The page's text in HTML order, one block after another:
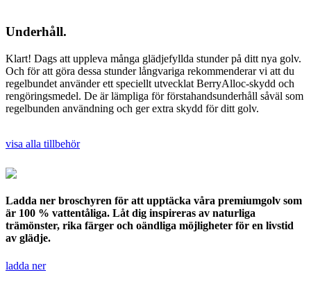
Underhåll.
Klart! Dags att uppleva många glädjefyllda stunder på ditt nya golv.
Och för att göra dessa stunder långvariga rekommenderar vi att du
regelbundet använder ett speciellt utvecklat BerryAlloc-skydd och
rengöringsmedel. De är lämpliga för förstahandsunderhåll såväl som
regelbunden användning och ger extra skydd för ditt golv.
visa alla tillbehör
Ladda ner broschyren för att upptäcka våra premiumgolv som
är 100 % vattentåliga. Låt dig inspireras av naturliga
trämönster, rika färger och oändliga möjligheter för en livstid
av glädje.
ladda ner